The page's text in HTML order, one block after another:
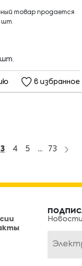
товар продается
шт.
в избранное
3 4 5 ... 73